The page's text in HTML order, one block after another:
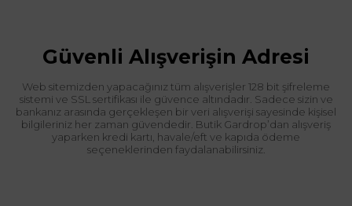
Güvenli Alışverişin Adresi
Web sitemizden yapacağınız tüm alışverişler 128 bit şifreleme
sistemi ve SSL sertifikası ile güvence altındadır. Sadece sizin ve
bankanız arasında gerçekleşen bir veri alışverişi sayesinde kişisel
bilgileriniz her zaman güvendedir. Butik Gardrop’dan alışveriş
yaparken kredi kartı, havale/eft ve kapıda ödeme
seçeneklerinden faydalanabilirsiniz.